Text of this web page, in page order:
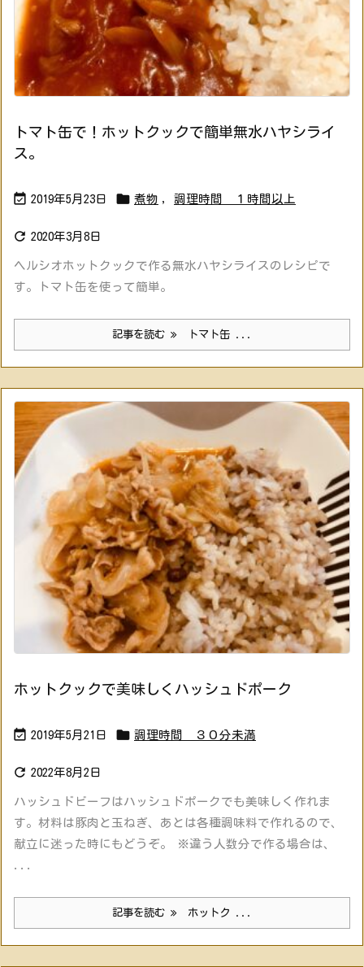
トマト缶で！ホットクックで簡単無水ハヤシライ
ス。
 2019年5月23日  煮物 , 調理時間 １時間以上
 2020年3月8日
ヘルシオホットクックで作る無水ハヤシライスのレシピで
す。トマト缶を使って簡単。
記事を読む トマト缶 ...
ホットクックで美味しくハッシュドポーク
 2019年5月21日  調理時間 ３０分未満
 2022年8月2日
ハッシュドビーフはハッシュドポークでも美味しく作れま
す。材料は豚肉と玉ねぎ、あとは各種調味料で作れるので、
献立に迷った時にもどうぞ。 ※違う人数分で作る場合は、
...
記事を読む ホットク ...